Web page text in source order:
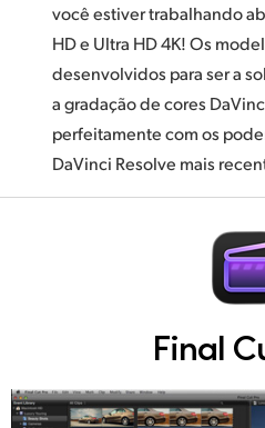
você estiver trabalhando
HD e Ultra HD 4K! Os
desenvolvidos para ser a
a gradação de cores
perfeitamente com os
DaVinci Resolve mais
Final